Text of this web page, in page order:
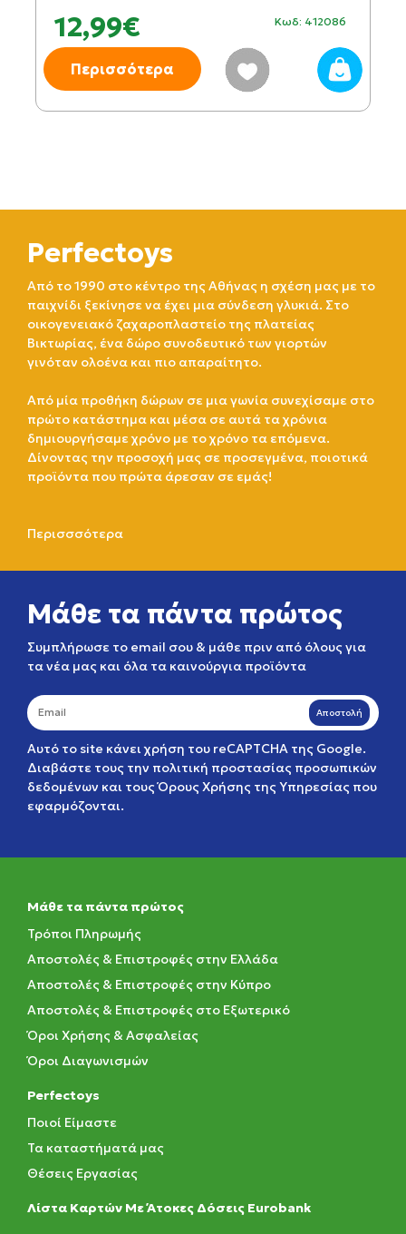
12,99€ Κωδ: 412086
Περισσότερα
Perfectoys
Από το 1990 στο κέντρο της Αθήνας η σχέση μας με το
παιχνίδι ξεκίνησε να έχει μια σύνδεση γλυκιά. Στο
οικογενειακό ζαχαροπλαστείο της πλατείας
Βικτωρίας, ένα δώρο συνοδευτικό των γιορτών
γινόταν ολοένα και πιο απαραίτητο.
Από μία προθήκη δώρων σε μια γωνία συνεχίσαμε στο
πρώτο κατάστημα και μέσα σε αυτά τα χρόνια
δημιουργήσαμε χρόνο με το χρόνο τα επόμενα.
Δίνοντας την προσοχή μας σε προσεγμένα, ποιοτικά
προϊόντα που πρώτα άρεσαν σε εμάς!
Περισσσότερα
Μάθε τα πάντα πρώτος
Συμπλήρωσε το email σου & μάθε πριν από όλους για
τα νέα μας και όλα τα καινούργια προϊόντα
Αποστολή
Αυτό το site κάνει χρήση του reCAPTCHA της Google.
Διαβάστε τους την πολιτική προστασίας προσωπικών
δεδομένων και τουςΌρους Χρήσης της Υπηρεσίας που
εφαρμόζονται.
Μάθε τα πάντα πρώτος
Τρόποι Πληρωμής
Αποστολές & Επιστροφές στην Ελλάδα
Αποστολές & Επιστροφές στην Κύπρο
Αποστολές & Επιστροφές στο Εξωτερικό
Όροι Χρήσης & Ασφαλείας
Όροι Διαγωνισμών
Perfectoys
Ποιοί Είμαστε
Τα καταστήματά μας
Θέσεις Εργασίας
Λίστα Καρτών Με Άτοκες Δόσεις Eurobank